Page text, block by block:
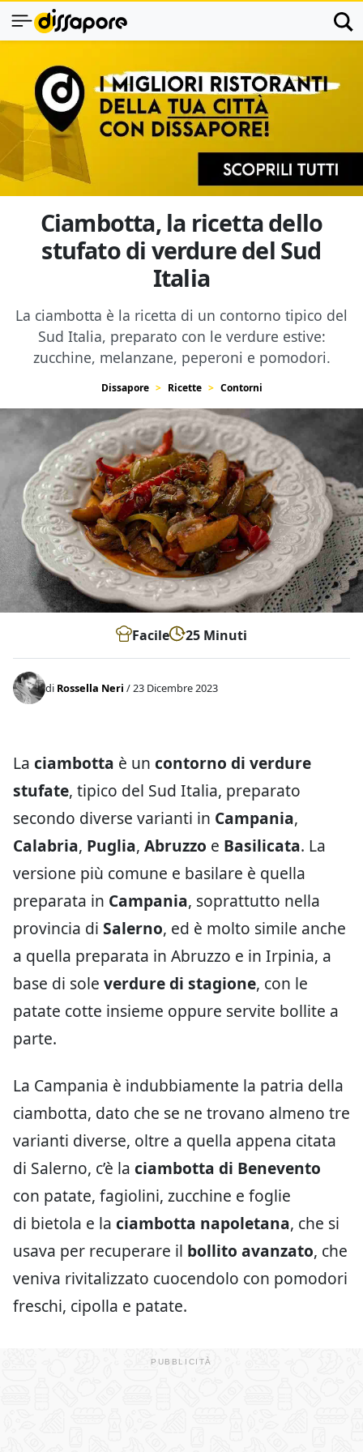
Ciambotta, la ricetta dello
stufato di verdure del Sud
Italia
La ciambotta è la ricetta di un contorno tipico del
Sud Italia, preparato con le verdure estive:
zucchine, melanzane, peperoni e pomodori.
Dissapore Ricette Contorni
Facile 25 Minuti
di Rossella Neri / 23 Dicembre 2023
La ciambotta è un contorno di verdure
stufate, tipico del Sud Italia, preparato
secondo diverse varianti in Campania,
Calabria, Puglia, Abruzzo e Basilicata. La
versione più comune e basilare è quella
preparata in Campania, soprattutto nella
provincia di Salerno, ed è molto simile anche
a quella preparata in Abruzzo e in Irpinia, a
base di sole verdure di stagione, con le
patate cotte insieme oppure servite bollite a
parte.
La Campania è indubbiamente la patria della
ciambotta, dato che se ne trovano almeno tre
varianti diverse, oltre a quella appena citata
di Salerno, c’è la ciambotta di Benevento
con patate, fagiolini, zucchine e foglie
di bietola e la ciambotta napoletana, che si
usava per recuperare il bollito avanzato, che
veniva rivitalizzato cuocendolo con pomodori
freschi, cipolla e patate.